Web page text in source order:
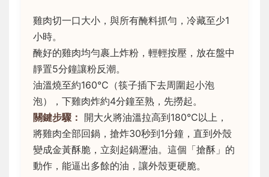
雞肉切一口大小，與所有醃料抓勻，冷藏至少1
小時。
醃好的雞肉均勻裹上炸粉，輕輕按壓，放在盤中
靜置5分鐘讓粉反潮。
油溫燒至約160°C（筷子插下去周圍起小泡
泡），下雞肉炸約4分鐘至熟，先撈起。
關鍵步驟： 開大火將油溫拉高到180°C以上，
將雞肉全部回鍋，搶炸30秒到1分鐘，直到外殼
變成金黃酥脆，立刻起鍋瀝油。這個「搶酥」的
動作，能逼出多餘的油，讓外殼更硬脆。